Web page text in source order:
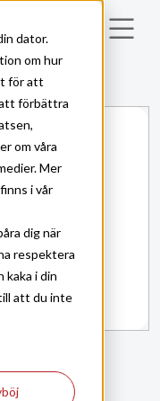
dator.
om hur
för att
att förbättra
om våra
Mer
i vår
dig när
respektera
kaka i din
att du inte